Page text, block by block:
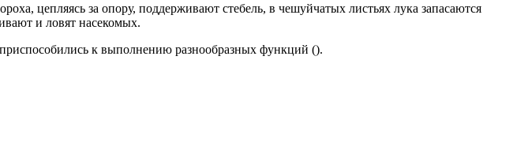
цепляясь за опору, поддерживают стебель, в чешуйчатых листьях лука запасаются
и ловят насекомых.
к выполнению разнообразных функций ().